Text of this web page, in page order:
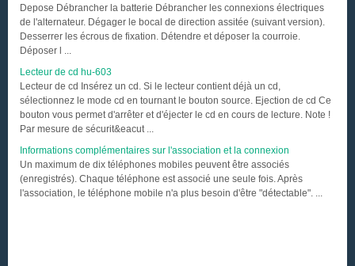
Depose Débrancher la batterie Débrancher les connexions électriques
de l'alternateur. Dégager le bocal de direction assitée (suivant version).
Desserrer les écrous de fixation. Détendre et déposer la courroie.
Déposer l ...
Lecteur de cd hu-603
Lecteur de cd Insérez un cd. Si le lecteur contient déjà un cd,
sélectionnez le mode cd en tournant le bouton source. Ejection de cd Ce
bouton vous permet d'arrêter et d'éjecter le cd en cours de lecture. Note !
Par mesure de sécurit&eacut ...
Informations complémentaires sur l'association et la connexion
Un maximum de dix téléphones mobiles peuvent être associés
(enregistrés). Chaque téléphone est associé une seule fois. Après
l'association, le téléphone mobile n'a plus besoin d'être "détectable". ...